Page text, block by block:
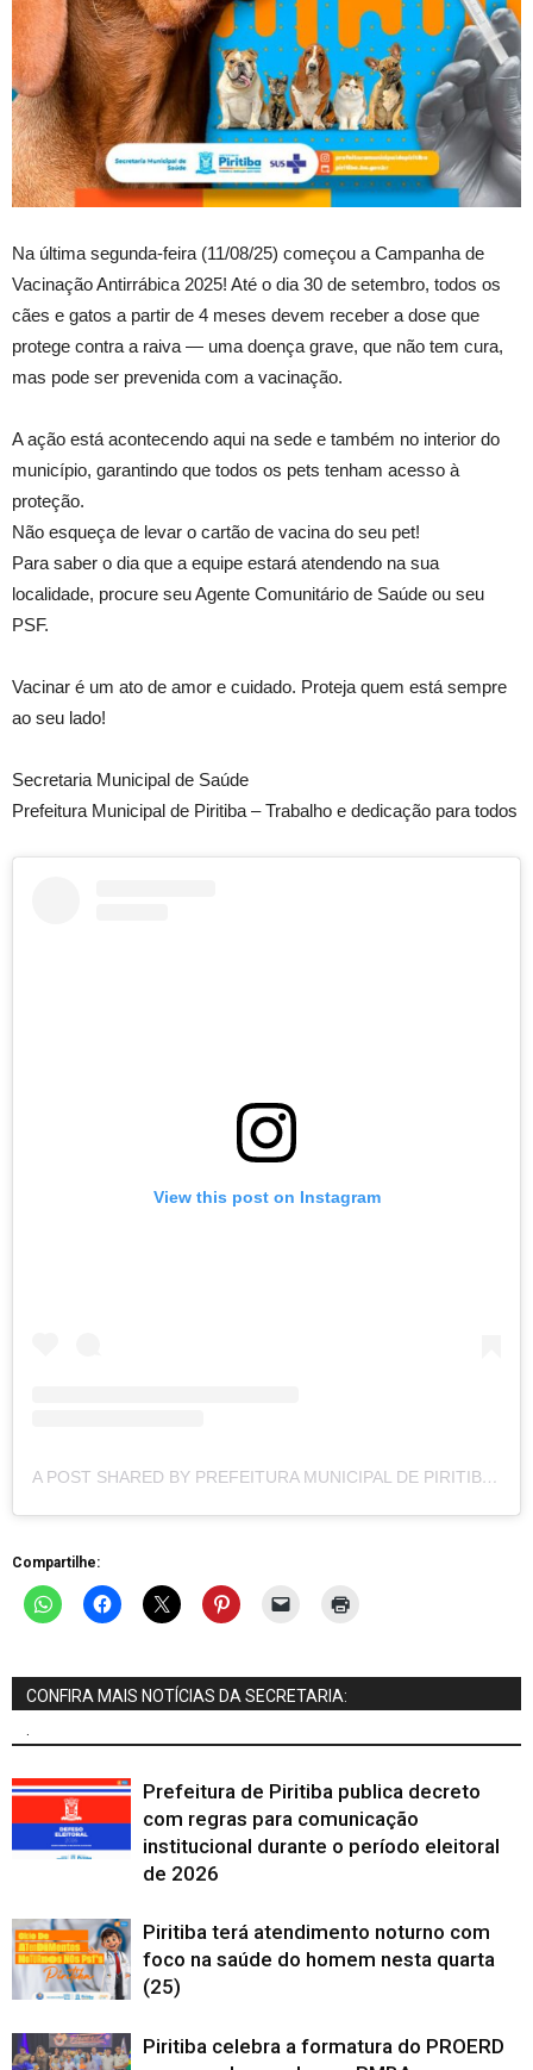
Na última segunda-feira (11/08/25) começou a Campanha de
Vacinação Antirrábica 2025! Até o dia 30 de setembro, todos os
cães e gatos a partir de 4 meses devem receber a dose que
protege contra a raiva — uma doença grave, que não tem cura,
mas pode ser prevenida com a vacinação.
A ação está acontecendo aqui na sede e também no interior do
município, garantindo que todos os pets tenham acesso à
proteção.
Não esqueça de levar o cartão de vacina do seu pet!
Para saber o dia que a equipe estará atendendo na sua
localidade, procure seu Agente Comunitário de Saúde ou seu
PSF.
Vacinar é um ato de amor e cuidado. Proteja quem está sempre
ao seu lado!
Secretaria Municipal de Saúde
Prefeitura Municipal de Piritiba – Trabalho e dedicação para todos
View this post on Instagram
A POST SHARED BY PREFEITURA MUNICIPAL DE PIRITIBA (@PREFEITURAMUNICIPALDEPIRITIBA)
Compartilhe:
CONFIRA MAIS NOTÍCIAS DA SECRETARIA:
Prefeitura de Piritiba publica decreto
com regras para comunicação
institucional durante o período eleitoral
de 2026
Piritiba terá atendimento noturno com
foco na saúde do homem nesta quarta
(25)
Piritiba celebra a formatura do PROERD